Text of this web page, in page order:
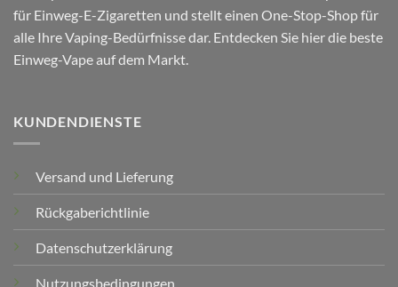
für Einweg-E-Zigaretten und stellt einen One-Stop-Shop für
alle Ihre Vaping-Bedürfnisse dar. Entdecken Sie hier die beste
Einweg-Vape auf dem Markt.
KUNDENDIENSTE
Versand und Lieferung
Rückgaberichtlinie
Datenschutzerklärung
Nutzungsbedingungen